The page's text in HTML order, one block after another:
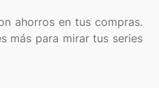
ahorros en tus compras.
más para mirar tus series